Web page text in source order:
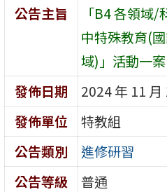
公告主旨
「B4 各領域
中特殊教育(
域)」活動一案
發佈日期
2024 年 11 月
發佈單位
特教組
公告類別
進修研習
公告等級
普通